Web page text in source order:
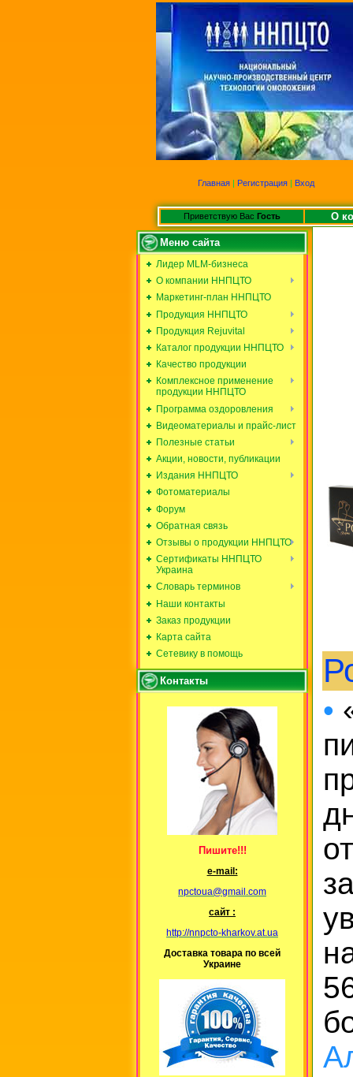
Главная | Регистрация | Вход
Приветствую Вас Гость О
Меню сайта
Лидер MLM-бизнеса
О компании ННПЦТО
Маркетинг-план ННПЦТО
Продукция ННПЦТО
Продукция Rejuvital
Каталог продукции ННПЦТО
Качество продукции
Комплексное применение
продукции ННПЦТО
Программа оздоровления
Видеоматериалы и прайс-лист
Полезные статьи
Акции, новости, публикации
Издания ННПЦТО
Фотоматериалы
Форум
Обратная связь
Отзывы о продукции ННПЦТО
Сертификаты ННПЦТО
Украина
Словарь терминов
Наши контакты
Заказ продукции
Карта сайта
Сетевику в помощь
Контакты
Пишите!!!
е-mail:
npctoua@gmail.com
сайт :
http://nnpcto-kharkov.at.ua
Доставка товара по всей
Украине
•